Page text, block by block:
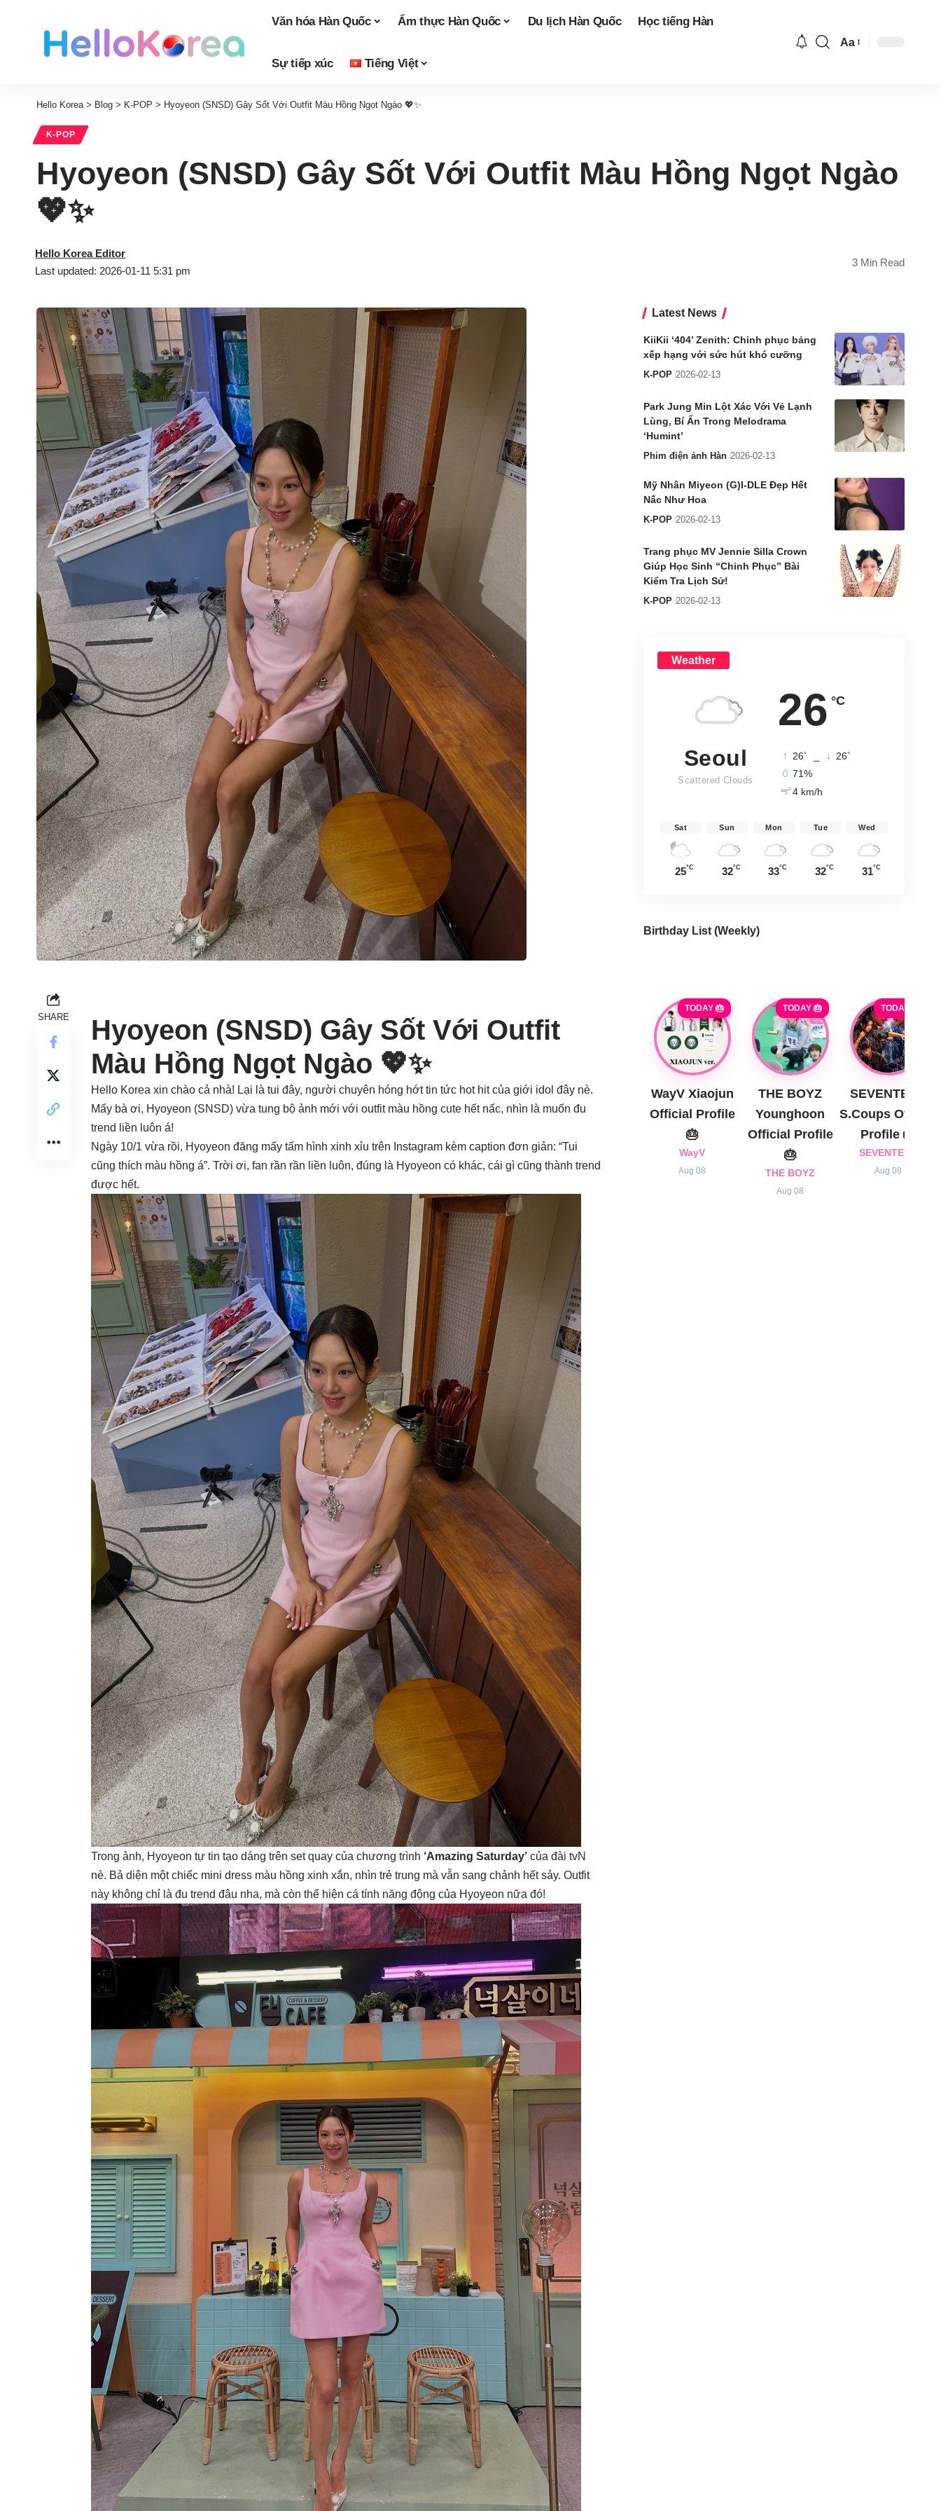
Văn hóa Hàn Quốc Ẩm thực Hàn Quốc Du lịch Hàn Quốc Học tiếng Hàn
Sự tiếp xúc Tiếng Việt
Aa
Hello Korea> Blog > K-POP > Hyoyeon (SNSD) Gây Sốt Với Outfit Màu Hồng Ngọt Ngào 💖✨
K-POP
Hyoyeon (SNSD) Gây Sốt Với Outfit Màu Hồng Ngọt Ngào
💖✨
Last updated: 2026-01-11 5:31 pm
Hello Korea Editor
3 Min Read
SHARE
Hyoyeon (SNSD) Gây Sốt Với Outfit
Màu Hồng Ngọt Ngào 💖✨
Hello Korea xin chào cả nhà! Lại là tui đây, người chuyên hóng hớt tin tức hot hit của giới idol đây nè.
Mấy bà ơi, Hyoyeon (SNSD) vừa tung bộ ảnh mới với outfit màu hồng cute hết nấc, nhìn là muốn đu
trend liền luôn á!
Ngày 10/1 vừa rồi, Hyoyeon đăng mấy tấm hình xinh xỉu trên Instagram kèm caption đơn giản: “Tui
cũng thích màu hồng á”. Trời ơi, fan rần rần liền luôn, đúng là Hyoyeon có khác, cái gì cũng thành trend
được hết.
Trong ảnh, Hyoyeon tự tin tạo dáng trên set quay của chương trình ‘Amazing Saturday’ của đài tvN
nè. Bả diện một chiếc mini dress màu hồng xinh xắn, nhìn trẻ trung mà vẫn sang chảnh hết sảy. Outfit
này không chỉ là đu trend đâu nha, mà còn thể hiện cá tính năng động của Hyoyeon nữa đó!
Latest News
KiiKii ‘404’ Zenith: Chinh phục bảng
xếp hạng với sức hút khó cưỡng
K-POP 2026-02-13
Park Jung Min Lột Xác Với Vẻ Lạnh
Lùng, Bí Ẩn Trong Melodrama
‘Humint’
Phim điện ảnh Hàn 2026-02-13
Mỹ Nhân Miyeon (G)I-DLE Đẹp Hết
Nấc Như Hoa
K-POP 2026-02-13
Trang phục MV Jennie Silla Crown
Giúp Học Sinh “Chinh Phục” Bài
Kiểm Tra Lịch Sử!
K-POP 2026-02-13
Weather
26 °C
Seoul
Scattered Clouds
26° 26°
71%
4 km/h
Sat
25°C
Sun
32°C
Mon
33°C
Tue
32°C
Wed
31°C
Birthday List (Weekly)
TODAY 🎂
WayV Xiaojun
Official Profile
🎂
WayV
Aug 08
TODAY 🎂
THE BOYZ
Younghoon
Official Profile
🎂
THE BOYZ
Aug 08
TODAY 🎂
SEVENTEEN
S.Coups Official
Profile 🎂
SEVENTEEN
Aug 08